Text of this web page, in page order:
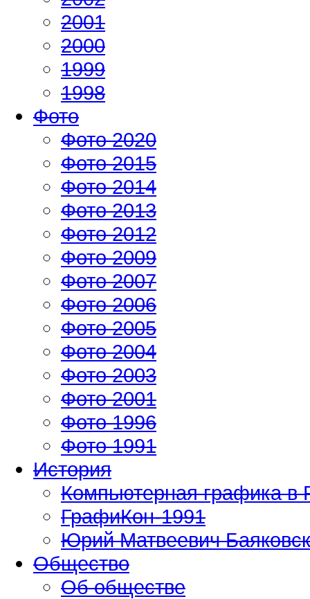
2001
2000
1999
1998
Фото
Фото 2020
Фото 2015
Фото 2014
Фото 2013
Фото 2012
Фото 2009
Фото 2007
Фото 2006
Фото 2005
Фото 2004
Фото 2003
Фото 2001
Фото 1996
Фото 1991
История
Компьютерная графика в
ГрафиКон-1991
Юрий Матвеевич
Общество
Об обществе